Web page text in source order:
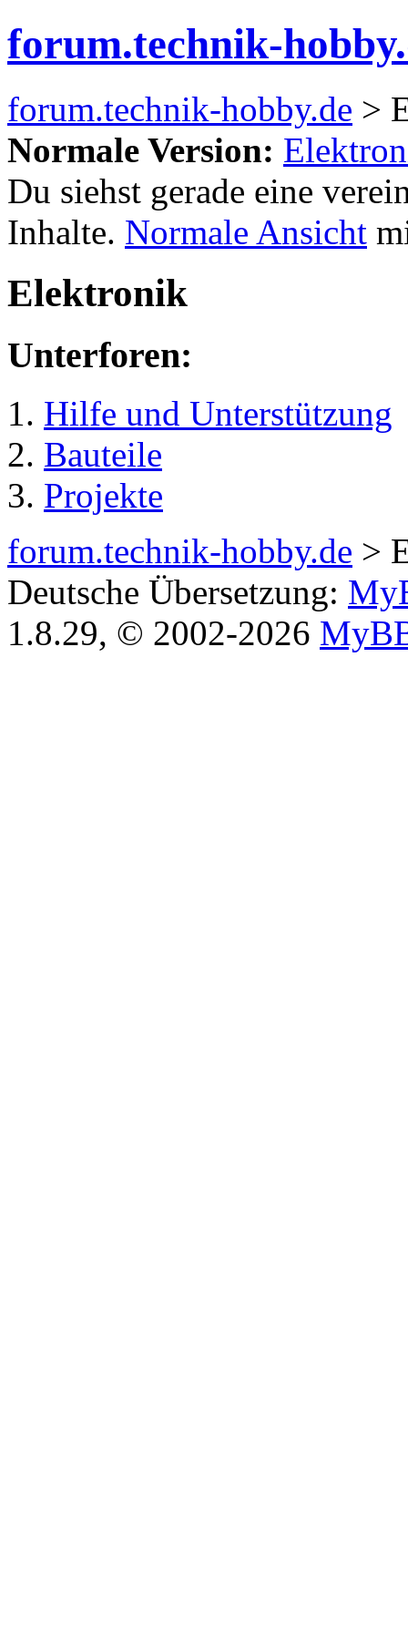
forum.technik-
forum.technik-hobby.de >
Normale Version:
Du siehst gerade eine
Inhalte. Normale Ansicht
Elektronik
Unterforen:
Hilfe und Unterstützung
Bauteile
Projekte
forum.technik-hobby.de >
Deutsche Übersetzung:
1.8.29, © 2002-2026